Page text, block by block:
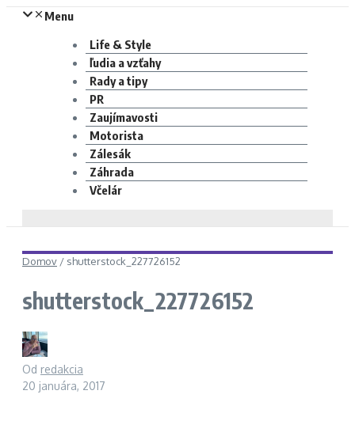
Menu
Life & Style
ľudia a vzťahy
Rady a tipy
PR
Zaujímavosti
Motorista
Zálesák
Záhrada
Včelár
Domov / shutterstock_227726152
shutterstock_227726152
Od redakcia
20 januára, 2017